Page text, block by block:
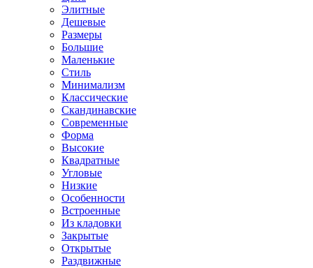
Элитные
Дешевые
Размеры
Большие
Маленькие
Стиль
Минимализм
Классические
Скандинавские
Современные
Форма
Высокие
Квадратные
Угловые
Низкие
Особенности
Встроенные
Из кладовки
Закрытые
Открытые
Раздвижные